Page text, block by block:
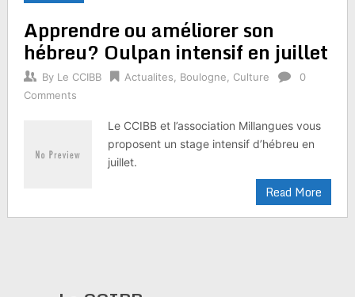
Apprendre ou améliorer son
hébreu? Oulpan intensif en juillet
By Le CCIBB Actualites Boulogne Culture
0
Comments
Le CCIBB et l’association Millangues vous
proposent un stage intensif d’hébreu en
juillet.
Read More